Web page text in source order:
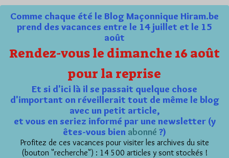
Comme chaque été le Blog Maçonnique Hiram.be
prend des vacances entre le 14 juillet et le 15
août
Rendez-vous le dimanche 16 août
pour la reprise
Et si d'ici là il se passait quelque chose
d'important on réveillerait tout de même le blog
avec un petit article,
et vous en seriez informé par une newsletter (y
êtes-vous bien abonné ?)
Profitez de ces vacances pour visiter les archives du site
(bouton "recherche") : 14 500 articles y sont stockés !